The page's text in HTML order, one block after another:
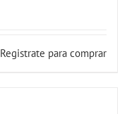
Registrate para comprar